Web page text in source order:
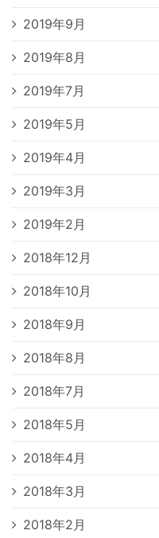
2019年9月
2019年8月
2019年7月
2019年5月
2019年4月
2019年3月
2019年2月
2018年12月
2018年10月
2018年9月
2018年8月
2018年7月
2018年5月
2018年4月
2018年3月
2018年2月